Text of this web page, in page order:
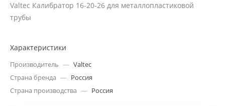
Valtec Калибратор 16-20-26 для металлопластиковой
трубы
Характеристики
Производитель — Valtec
Страна бренда — Россия
Страна производства — Россия